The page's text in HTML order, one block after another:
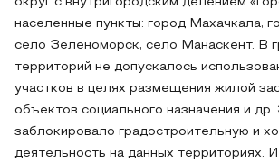
населенные пункты: город Махачкала,
село Зеленоморск, село Манаскент. В
территорий не допускалось
участков в целях размещения жилой
объектов социального назначения и др.
заблокировало градостроительную и
деятельность на данных территориях. И